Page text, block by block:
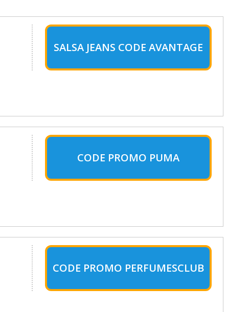
SALSA JEANS CODE AVANTAGE
CODE PROMO PUMA
CODE PROMO PERFUMESCLUB